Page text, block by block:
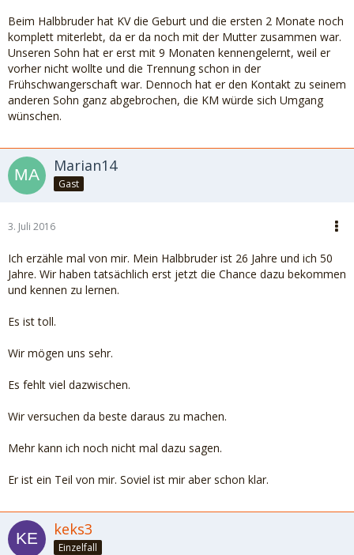
Beim Halbbruder hat KV die Geburt und die ersten 2 Monate noch
komplett miterlebt, da er da noch mit der Mutter zusammen war.
Unseren Sohn hat er erst mit 9 Monaten kennengelernt, weil er
vorher nicht wollte und die Trennung schon in der
Frühschwangerschaft war. Dennoch hat er den Kontakt zu seinem
anderen Sohn ganz abgebrochen, die KM würde sich Umgang
wünschen.
Marian14
Gast
3. Juli 2016
Ich erzähle mal von mir. Mein Halbbruder ist 26 Jahre und ich 50
Jahre. Wir haben tatsächlich erst jetzt die Chance dazu bekommen
und kennen zu lernen.
Es ist toll.
Wir mögen uns sehr.
Es fehlt viel dazwischen.
Wir versuchen da beste daraus zu machen.
Mehr kann ich noch nicht mal dazu sagen.
Er ist ein Teil von mir. Soviel ist mir aber schon klar.
keks3
Einzelfall